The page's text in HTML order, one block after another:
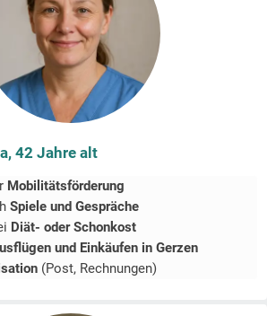
42 Jahre alt
Mobilitätsförderung
Spiele und Gespräche
Diät- oder Schonkost
und Einkäufen in Gerzen
(Post, Rechnungen)